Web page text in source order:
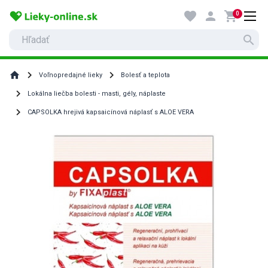
search
favorite person shopping_cart0
home Voľnopredajné lieky Bolesť a teplota
Lokálna liečba bolesti - masti, gély, náplaste
CAPSOLKA hrejivá kapsaicínová náplasť s ALOE VERA